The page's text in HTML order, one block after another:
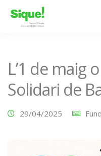
L’1 de maig
Solidari de
29/04/2025